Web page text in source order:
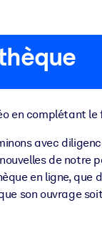
en complétant le
avec
de
en ligne,
son ouvrage